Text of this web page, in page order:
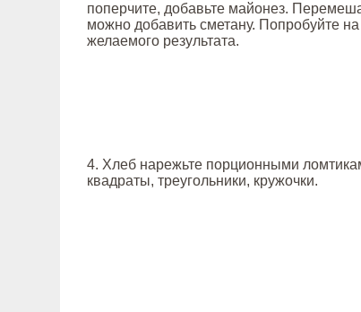
поперчите, добавьте майонез.
можно добавить сметану. Попробуйте
желаемого результата.
4. Хлеб нарежьте порционными
квадраты, треугольники, кружочки.